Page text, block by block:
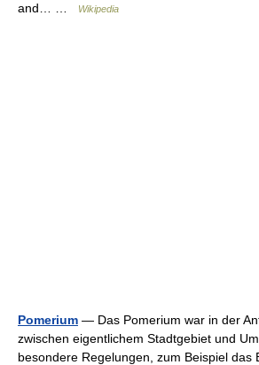
and… …
Wikipedia
Pomerium — Das Pomerium war in der
zwischen eigentlichem Stadtgebiet und
besondere Regelungen, zum Beispiel das